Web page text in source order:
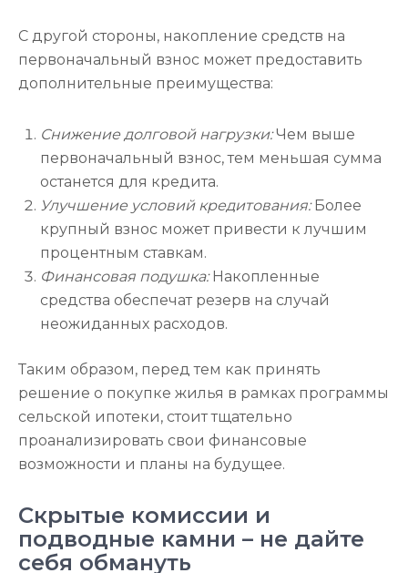
С другой стороны, накопление средств на
первоначальный взнос может предоставить
дополнительные преимущества:
Снижение долговой нагрузки:Чем выше
первоначальный взнос, тем меньшая сумма
останется для кредита.
Улучшение условий кредитования:Более
крупный взнос может привести к лучшим
процентным ставкам.
Финансовая подушка:Накопленные
средства обеспечат резерв на случай
неожиданных расходов.
Таким образом, перед тем как принять
решение о покупке жилья в рамках программы
сельской ипотеки, стоит тщательно
проанализировать свои финансовые
возможности и планы на будущее.
Скрытые комиссии и
подводные камни – не дайте
себя обмануть